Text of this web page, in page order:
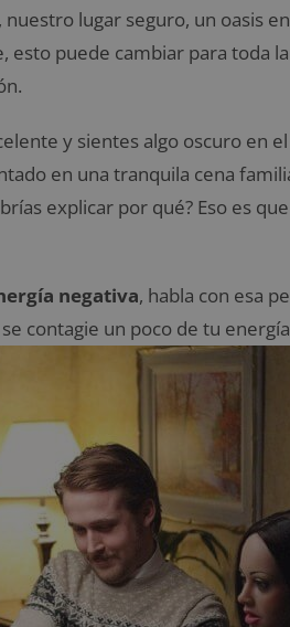
lugar seguro, un oasis
puede cambiar para toda
y sientes algo oscuro en
en una tranquila cena
explicar por qué? Eso es
negativa, habla con esa
contagie un poco de tu